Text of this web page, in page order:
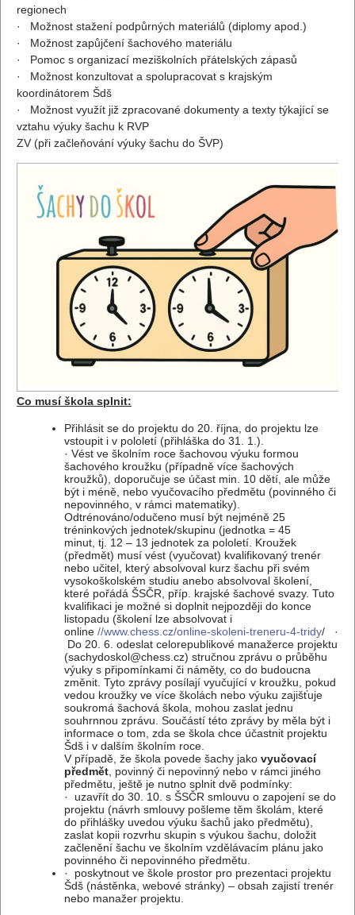
regionech
· Možnost stažení podpůrných materiálů (diplomy apod.)
· Možnost zapůjčení šachového materiálu
· Pomoc s organizací meziškolních přátelských zápasů
· Možnost konzultovat a spolupracovat s krajským
koordinátorem Šdš
· Možnost využít již zpracované dokumenty a texty týkající se
vztahu výuky šachu k RVP
ZV (při začleňování výuky šachu do ŠVP)
Co musí škola splnit:
Přihlásit se do projektu do 20. října, do projektu lze
vstoupit i v pololetí (přihláška do 31. 1.).
· Vést ve školním roce šachovou výuku formou
šachového kroužku (případně více šachových
kroužků), doporučuje se účast min. 10 dětí, ale může
být i méně, nebo vyučovacího předmětu (povinného či
nepovinného, v rámci matematiky).
Odtrénováno/odučeno musí být nejméně 25
tréninkových jednotek/skupinu (jednotka = 45
minut, tj. 12 – 13 jednotek za pololetí. Kroužek
(předmět) musí vést (vyučovat) kvalifikovaný trenér
nebo učitel, který absolvoval kurz šachu při svém
vysokoškolském studiu anebo absolvoval školení,
které pořádá ŠSČR, příp. krajské šachové svazy. Tuto
kvalifikaci je možné si doplnit nejpozději do konce
listopadu (školení lze absolvovat i
online //www.chess.cz/online-skoleni-treneru-4-tridy/ ·
Do 20. 6. odeslat celorepublikové manažerce projektu
(sachydoskol@chess.cz) stručnou zprávu o průběhu
výuky s připomínkami či náměty, co do budoucna
změnit. Tyto zprávy posílají vyučující v kroužku, pokud
vedou kroužky ve více školách nebo výuku zajišťuje
soukromá šachová škola, mohou zaslat jednu
souhrnnou zprávu. Součástí této zprávy by měla být i
informace o tom, zda se škola chce účastnit projektu
Šdš i v dalším školním roce.
V případě, že škola povede šachy jako vyučovací
předmět , povinný či nepovinný nebo v rámci jiného
předmětu, ještě je nutno splnit dvě podmínky:
· uzavřít do 30. 10. s ŠSČR smlouvu o zapojení se do
projektu (návrh smlouvy pošleme těm školám, které
do přihlášky uvedou výuku šachů jako předmětu),
zaslat kopii rozvrhu skupin s výukou šachu, doložit
začlenění šachu ve školním vzdělávacím plánu jako
povinného či nepovinného předmětu.
· poskytnout ve škole prostor pro prezentaci projektu
Šdš (nástěnka, webové stránky) – obsah zajistí trenér
nebo manažer projektu.